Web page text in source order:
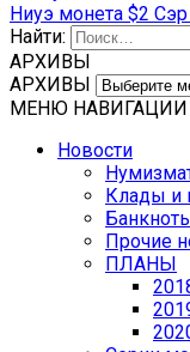
Ниуэ монета $2
Найти:
АРХИВЫ
АРХИВЫ
МЕНЮ НАВИГАЦИИ
Новости
Клады и
Прочие
ПЛАНЫ